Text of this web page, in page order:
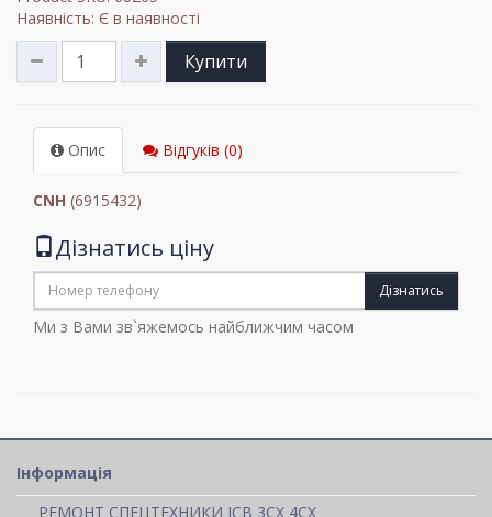
Наявність: Є в наявності
Купити
Опис Відгуків (0)
CNH (6915432)
Дізнатись ціну
Дізнатись
Ми з Вами зв`яжемось найближчим часом
Інформація
РЕМОНТ СПЕЦТЕХНИКИ JCB 3CX 4CX